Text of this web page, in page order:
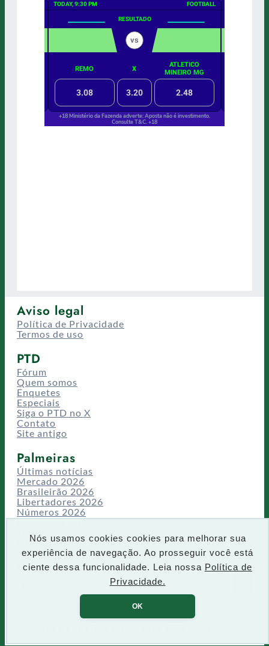
Nós usamos cookies cookies para melhorar sua
experiência de navegação. Ao prosseguir você está
ciente dessa funcionalidade. Leia nossa Política de
Privacidade.
OK
Aviso legal
Política de Privacidade
Termos de uso
PTD
Fórum
Quem somos
Enquetes
Especiais
Siga o PTD no X
Contato
Site antigo
Palmeiras
Últimas notícias
Mercado 2026
Brasileirão 2026
Libertadores 2026
Números 2026
Campeonatos
Temporadas
CT/Centro de Excelência
Busca
P
q
u
s